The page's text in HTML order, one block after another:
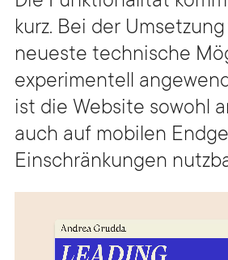
kurz. Bei der
neueste technische
experimentell
ist die Website sowohl
auch auf mobilen
Einschränkungen